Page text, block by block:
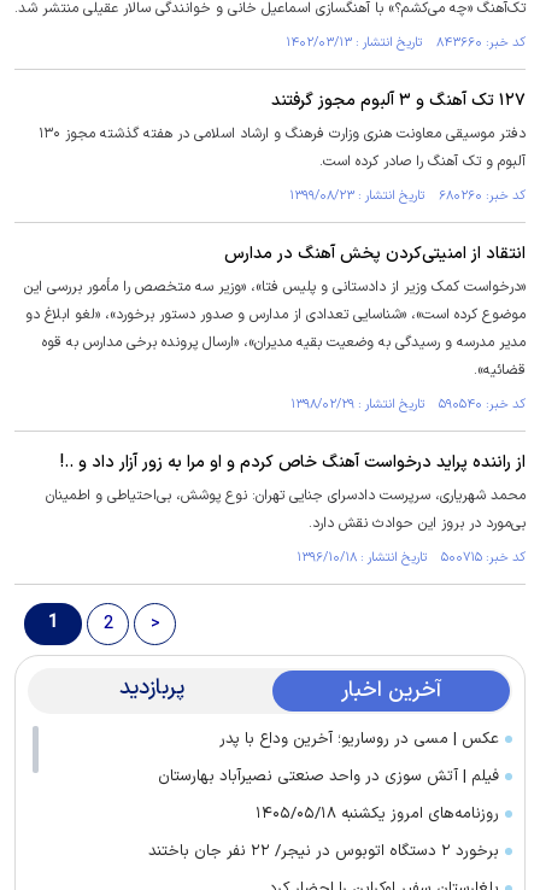
تک‌آهنگ «چه می‌کشم؟» با آهنگسازی اسماعیل خانی و خوانندگی سالار عقیلی منتشر شد.
کد خبر: ۸۴۳۶۶۰ تاریخ انتشار : ۱۴۰۲/۰۳/۱۳
۱۲۷ تک آهنگ و ۳ آلبوم مجوز گرفتند
دفتر موسیقی معاونت هنری وزارت فرهنگ و ارشاد اسلامی در هفته گذشته مجوز ۱۳۰
آلبوم و تک آهنگ را صادر کرده است.
کد خبر: ۶۸۰۲۶۰ تاریخ انتشار : ۱۳۹۹/۰۸/۲۳
انتقاد از امنیتی‌کردن پخش آهنگ در مدارس
«درخواست کمک وزیر از دادستانی و پلیس فتا»، «وزیر سه متخصص را مأمور بررسی این
موضوع کرده است»، «شناسایی تعدادی از مدارس و صدور دستور برخورد»، «لغو ابلاغ دو
مدیر مدرسه و رسیدگی به وضعیت بقیه مدیران»، «ارسال پرونده برخی مدارس به قوه
قضائیه».
کد خبر: ۵۹۰۵۴۰ تاریخ انتشار : ۱۳۹۸/۰۲/۲۹
از راننده پراید درخواست آهنگ خاص کردم و او مرا به زور آزار داد و ..!
محمد شهریاری، سرپرست دادسرای جنایی تهران: نوع پوشش، بی‌احتیاطی و اطمینان
بی‌مورد در بروز این حوادث نقش دارد.
کد خبر: ۵۰۰۷۱۵ تاریخ انتشار : ۱۳۹۶/۱۰/۱۸
1 2 >
آخرین اخبار پربازدید
عکس | مسی در روساریو؛ آخرین وداع با پدر
فیلم | آتش سوزی در واحد صنعتی نصیرآباد بهارستان
روزنامه‌های امروز یکشنبه ۱۴۰۵/۰۵/۱۸
برخورد ۲ دستگاه اتوبوس در نیجر/ ۲۲ نفر جان باختند